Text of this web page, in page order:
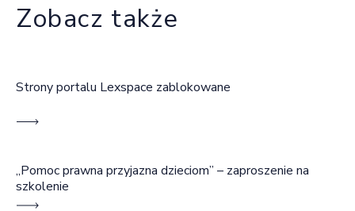
Zobacz także
Strony portalu Lexspace zablokowane
„Pomoc prawna przyjazna dzieciom” – zaproszenie na
szkolenie